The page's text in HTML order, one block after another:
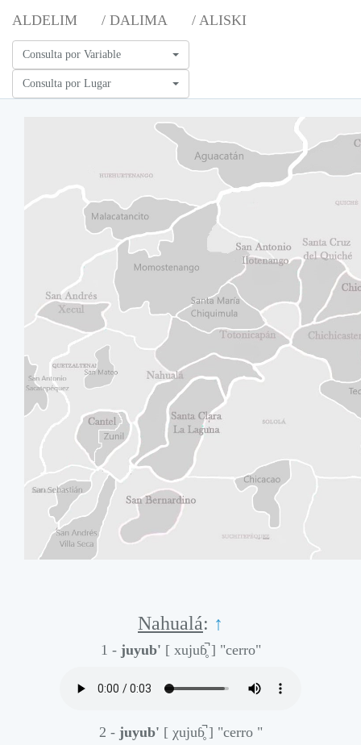
ALDELIM / DALIMA / ALISKI
Consulta por Variable
Consulta por Lugar
Nahualá: ↑
1 - juyub' [ xujuɓ̥̚ ] "cerro"
2 - juyub' [ χujuɓ̥̚ ] "cerro "